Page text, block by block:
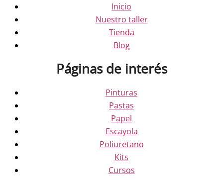
Inicio
Nuestro taller
Tienda
Blog
Páginas de interés
Pinturas
Pastas
Papel
Escayola
Poliuretano
Kits
Cursos